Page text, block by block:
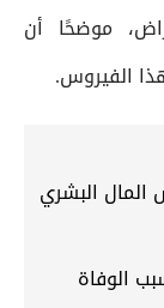
موضحًا أن
الفيروس.
المال البشري
الوفاة